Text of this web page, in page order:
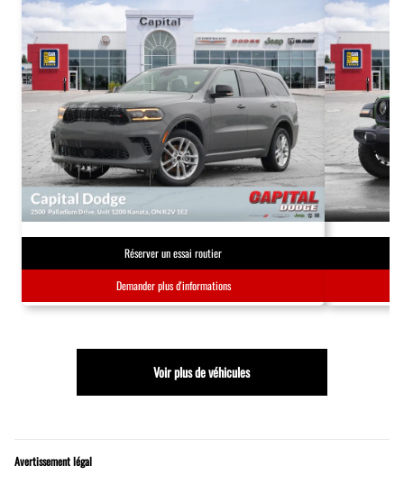
Réserver un essai routier
Demander plus d'informations
Voir plus de véhicules
Avertissement légal